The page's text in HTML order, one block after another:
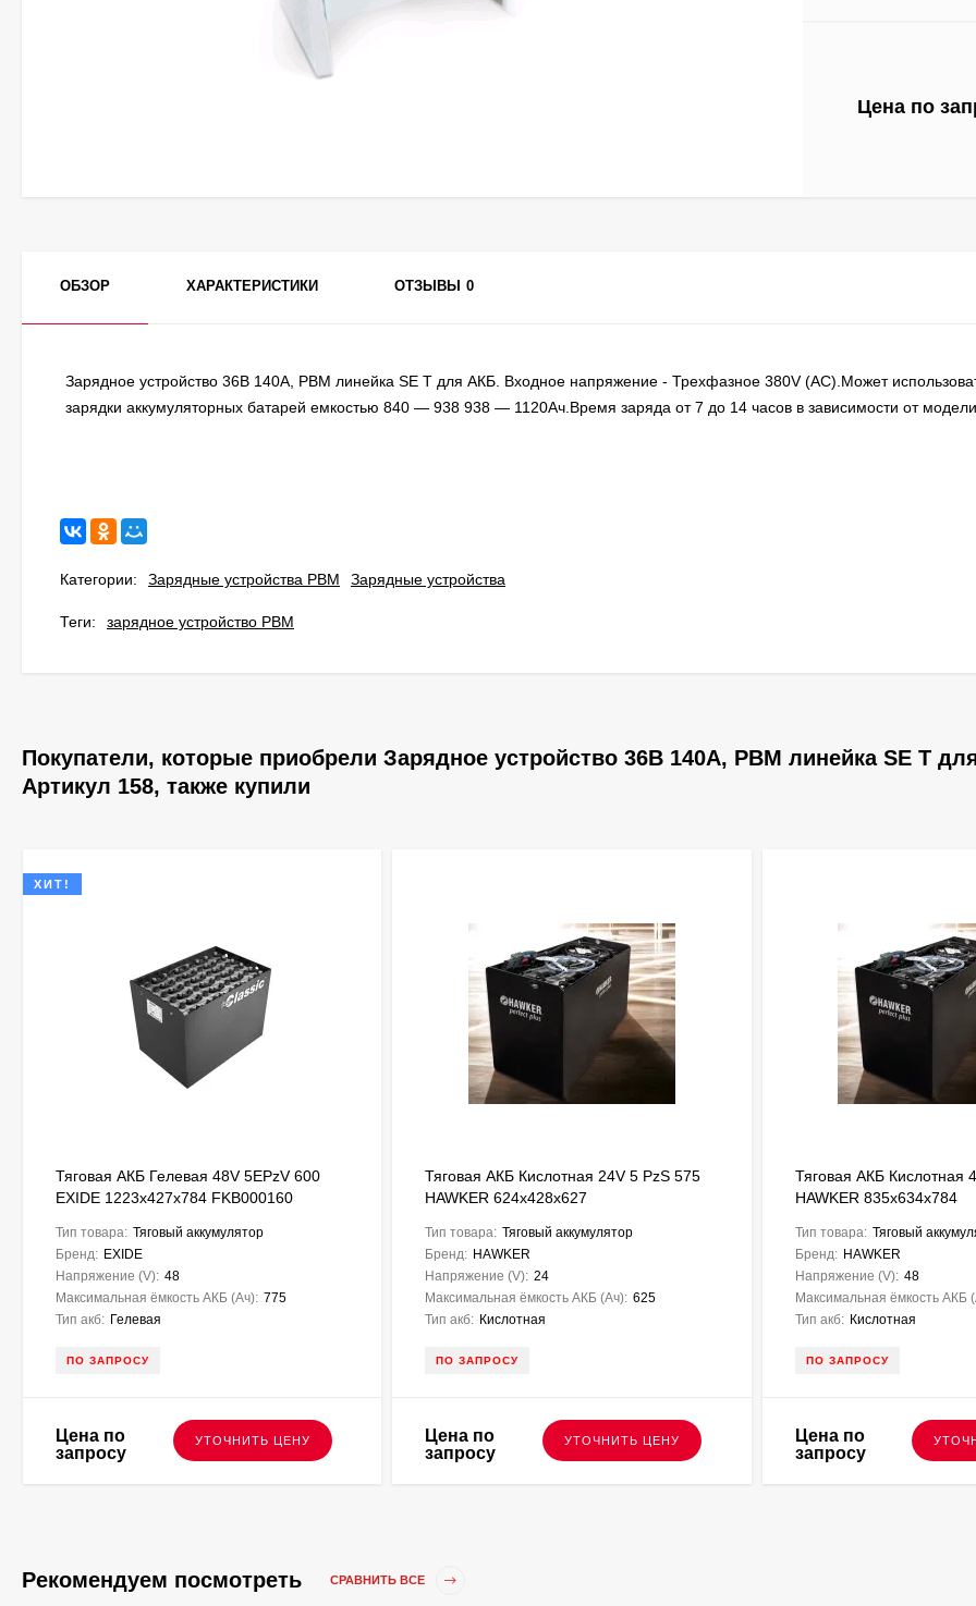
Цена по
ОБЗОР ХАРАКТЕРИСТИКИ ОТЗЫВЫ 0
Зарядное устройство 36В 140А, PBM линейка SE T для АКБ. Входное напряжение - Трехфазное 380V (AC).Может
зарядки аккумуляторных батарей емкостью 840 — 938 938 — 1120Ач.Время заряда от 7 до 14 часов в зависимости от
Категории: Зарядные устройства PBM Зарядные устройства
Теги: зарядное устройство PBM
Покупатели, которые приобрели Зарядное устройство 36В 140А, PBM линейка SE T
Артикул 158, также купили
ХИТ!
Тяговая АКБ Гелевая 48V 5EPzV 600
EXIDE 1223х427х784 FKB000160
Тип товара: Тяговый аккумулятор
Бренд: EXIDE
Напряжение (V): 48
Максимальная ёмкость АКБ (Ач): 775
Тип акб: Гелевая
ПО ЗАПРОСУ
Цена по
запросу
УТОЧНИТЬ ЦЕНУ
Тяговая АКБ Кислотная 24V 5 PzS 575
HAWKER 624х428х627
Тип товара: Тяговый аккумулятор
Бренд: HAWKER
Напряжение (V): 24
Максимальная ёмкость АКБ (Ач): 625
Тип акб: Кислотная
ПО ЗАПРОСУ
Цена по
запросу
УТОЧНИТЬ ЦЕНУ
Тяговая АКБ Кислотная
HAWKER 835х634х784
Тип товара: Тяговый
Бренд: HAWKER
Напряжение (V): 48
Максимальная ёмкость АКБ
Тип акб: Кислотная
ПО ЗАПРОСУ
Цена по
запросу
Рекомендуем посмотреть СРАВНИТЬ ВСЕ